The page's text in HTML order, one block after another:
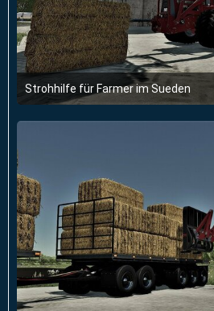
Strohhilfe für Farmer im Sueden
31. Januar 2023 um 07:42
3